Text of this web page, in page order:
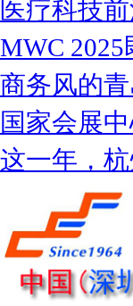
医疗科技
MWC
商务风的
国家会展
这一年，